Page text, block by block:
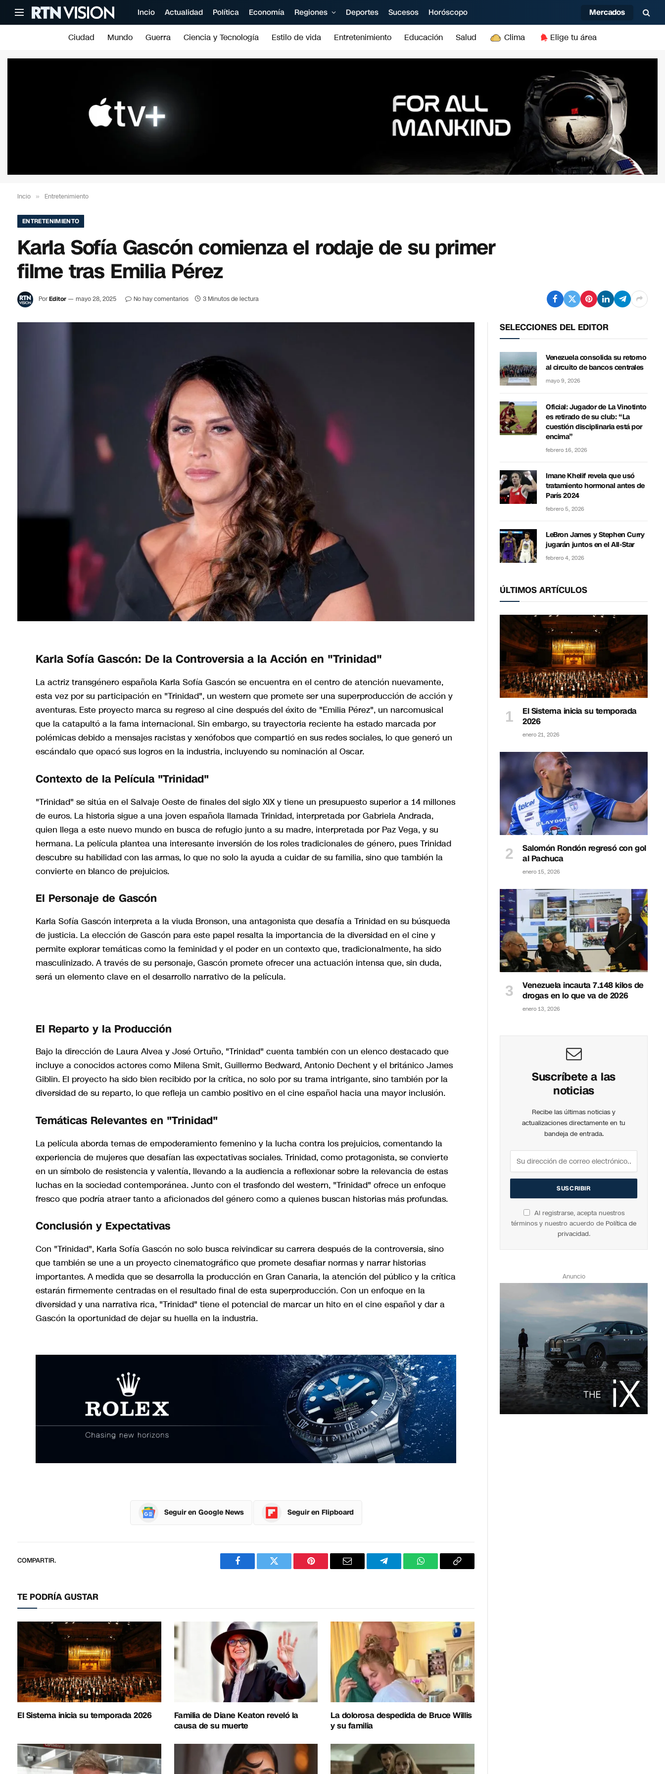
Incio Actualidad Política Economía Regiones Deportes Sucesos Horóscopo Mercados
Ciudad Mundo Guerra Ciencia y Tecnología Estilo de vida Entretenimiento Educación Salud Clima Elige tu área
Incio » Entretenimiento
ENTRETENIMIENTO
Karla Sofía Gascón comienza el rodaje de su primer
filme tras Emilia Pérez
PorEditor mayo 28, 2025 No hay comentarios 3 Minutos de lectura
Karla Sofía Gascón: De la Controversia a la Acción en "Trinidad"
La actriz transgénero española Karla Sofía Gascón se encuentra en el centro de atención nuevamente,
esta vez por su participación en "Trinidad", un western que promete ser una superproducción de acción y
aventuras. Este proyecto marca su regreso al cine después del éxito de "Emilia Pérez", un narcomusical
que la catapultó a la fama internacional. Sin embargo, su trayectoria reciente ha estado marcada por
polémicas debido a mensajes racistas y xenófobos que compartió en sus redes sociales, lo que generó un
escándalo que opacó sus logros en la industria, incluyendo su nominación al Oscar.
Contexto de la Película "Trinidad"
"Trinidad" se sitúa en el Salvaje Oeste de finales del siglo XIX y tiene un presupuesto superior a 14 millones
de euros. La historia sigue a una joven española llamada Trinidad, interpretada por Gabriela Andrada,
quien llega a este nuevo mundo en busca de refugio junto a su madre, interpretada por Paz Vega, y su
hermana. La película plantea una interesante inversión de los roles tradicionales de género, pues Trinidad
descubre su habilidad con las armas, lo que no solo la ayuda a cuidar de su familia, sino que también la
convierte en blanco de prejuicios.
El Personaje de Gascón
Karla Sofía Gascón interpreta a la viuda Bronson, una antagonista que desafía a Trinidad en su búsqueda
de justicia. La elección de Gascón para este papel resalta la importancia de la diversidad en el cine y
permite explorar temáticas como la feminidad y el poder en un contexto que, tradicionalmente, ha sido
masculinizado. A través de su personaje, Gascón promete ofrecer una actuación intensa que, sin duda,
será un elemento clave en el desarrollo narrativo de la película.
El Reparto y la Producción
Bajo la dirección de Laura Alvea y José Ortuño, "Trinidad" cuenta también con un elenco destacado que
incluye a conocidos actores como Milena Smit, Guillermo Bedward, Antonio Dechent y el británico James
Giblin. El proyecto ha sido bien recibido por la crítica, no solo por su trama intrigante, sino también por la
diversidad de su reparto, lo que refleja un cambio positivo en el cine español hacia una mayor inclusión.
Temáticas Relevantes en "Trinidad"
La película aborda temas de empoderamiento femenino y la lucha contra los prejuicios, comentando la
experiencia de mujeres que desafían las expectativas sociales. Trinidad, como protagonista, se convierte
en un símbolo de resistencia y valentía, llevando a la audiencia a reflexionar sobre la relevancia de estas
luchas en la sociedad contemporánea. Junto con el trasfondo del western, "Trinidad" ofrece un enfoque
fresco que podría atraer tanto a aficionados del género como a quienes buscan historias más profundas.
Conclusión y Expectativas
Con "Trinidad", Karla Sofía Gascón no solo busca reivindicar su carrera después de la controversia, sino
que también se une a un proyecto cinematográfico que promete desafiar normas y narrar historias
importantes. A medida que se desarrolla la producción en Gran Canaria, la atención del público y la crítica
estarán firmemente centradas en el resultado final de esta superproducción. Con un enfoque en la
diversidad y una narrativa rica, "Trinidad" tiene el potencial de marcar un hito en el cine español y dar a
Gascón la oportunidad de dejar su huella en la industria.
Seguir en Google News Seguir en Flipboard
COMPARTIR.
FacebookTwitter PinterestCorreo
TelegramWhatsAppCopiar
TE PODRÍA GUSTAR
El Sistema inicia su temporada 2026
Familia de Diane Keaton reveló la
causa de su muerte
La dolorosa despedida de Bruce Willis
y su familia
SELECCIONES DEL EDITOR
Venezuela consolida su retorno
al circuito de bancos centrales
mayo 9, 2026
Oficial: Jugador de La Vinotinto
es retirado de su club: “La
cuestión disciplinaria está por
encima”
febrero 16, 2026
Imane Khelif revela que usó
tratamiento hormonal antes de
París 2024
febrero 5, 2026
LeBron James y Stephen Curry
jugarán juntos en el All-Star
febrero 4, 2026
ÚLTIMOS ARTÍCULOS
El Sistema inicia su temporada
2026
enero 21, 2026
Salomón Rondón regresó con gol
al Pachuca
enero 15, 2026
Venezuela incauta 7.148 kilos de
drogas en lo que va de 2026
enero 13, 2026
Suscríbete a las
noticias
Recibe las últimas noticias y
actualizaciones directamente en tu
bandeja de entrada.
Al registrarse, acepta nuestros
términos y nuestro acuerdo de Política de
privacidad.
Anuncio